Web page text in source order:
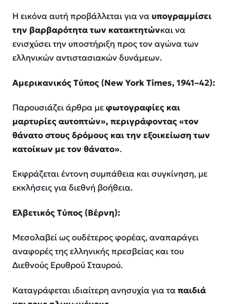
Η εικόνα αυτή προβάλλεται για να υπογραμμίσει
την βαρβαρότητα των κατακτητώνκαι να
ενισχύσει την υποστήριξη προς τον αγώνα των
ελληνικών αντιστασιακών δυνάμεων.
Αμερικανικός Τύπος (NewYorkTimes, 1941–42):
Παρουσιάζει άρθρα μεφωτογραφίες και
μαρτυρίες αυτοπτών», περιγράφοντας «τον
θάνατο στους δρόμους και την εξοικείωση των
κατοίκων με τον θάνατο».
Εκφράζεται έντονη συμπάθεια και συγκίνηση, με
εκκλήσεις για διεθνή βοήθεια.
Ελβετικός Τύπος (Βέρνη):
Μεσολαβεί ως ουδέτερος φορέας, αναπαράγει
αναφορές της ελληνικής πρεσβείας και του
Διεθνούς Ερυθρού Σταυρού.
Καταγράφεται ιδιαίτερη ανησυχία για ταπαιδιά